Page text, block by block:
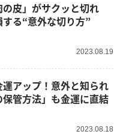
皮」がサクッと切れ
る“意外な切り方”
2023.08.19
アップ！意外と知られ
管方法」も金運に直結
2023.08.18